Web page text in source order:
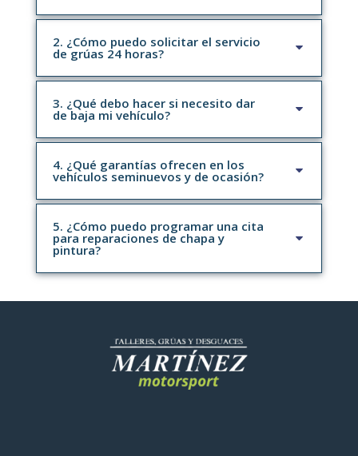
2. ¿Cómo puedo solicitar el servicio
de grúas 24 horas?
3. ¿Qué debo hacer si necesito dar
de baja mi vehículo?
4. ¿Qué garantías ofrecen en los
vehículos seminuevos y de ocasión?
5. ¿Cómo puedo programar una cita
para reparaciones de chapa y
pintura?